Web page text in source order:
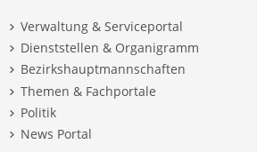
Verwaltung & Serviceportal
Dienststellen & Organigramm
Bezirkshauptmannschaften
Themen & Fachportale
Politik
News Portal